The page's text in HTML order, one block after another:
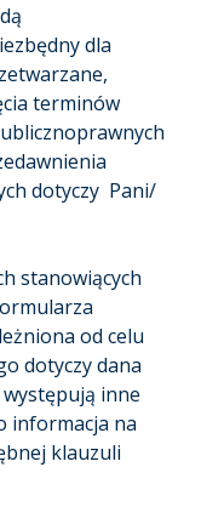
dla
terminów
dotyczy Pani/
stanowiących
od celu
dotyczy dana
inne
informacja na
klauzuli